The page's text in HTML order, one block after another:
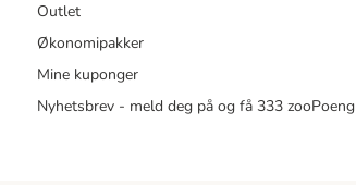
Outlet
Økonomipakker
Mine kuponger
Nyhetsbrev - meld deg på og få 333 zooPoeng